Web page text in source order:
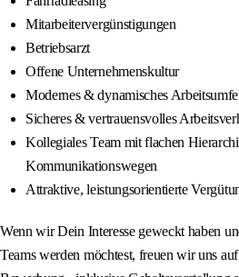
Mitarbeitervergünstigungen
Betriebsarzt
Offene Unternehmenskultur
Modernes & dynamisches
Sicheres & vertrauensvolles
Kollegiales Team mit flachen
Kommunikationswegen
Attraktive, leistungsorientierte
Wenn wir Dein Interesse geweckt haben
Teams werden möchtest, freuen wir uns